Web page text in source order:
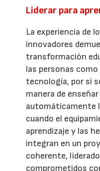
Liderar para
La experiencia de
innovadores
transformación
las personas
tecnología, por sí
manera de
automáticamente
cuando el
aprendizaje y las
integran en un
coherente,
comprometidos